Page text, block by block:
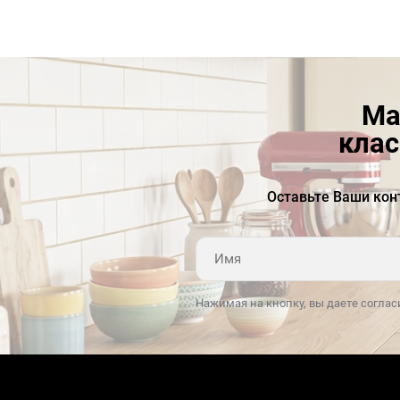
Оставьте Ваши
Нажимая на кнопку, вы даете